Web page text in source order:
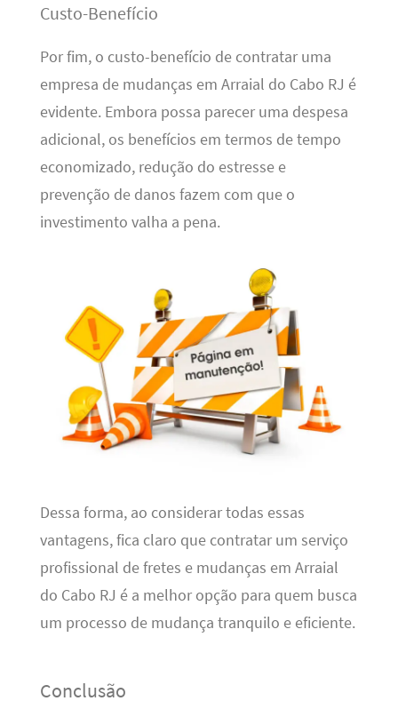
Custo-Benefício
Por fim, o custo-benefício de contratar uma
empresa de mudanças em Arraial do Cabo RJ é
evidente. Embora possa parecer uma despesa
adicional, os benefícios em termos de tempo
economizado, redução do estresse e
prevenção de danos fazem com que o
investimento valha a pena.
Dessa forma, ao considerar todas essas
vantagens, fica claro que contratar um serviço
profissional de fretes e mudanças em Arraial
do Cabo RJ é a melhor opção para quem busca
um processo de mudança tranquilo e eficiente.
Conclusão